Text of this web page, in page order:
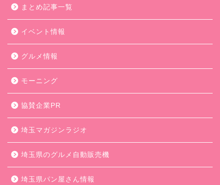
まとめ記事一覧
イベント情報
グルメ情報
モーニング
協賛企業PR
埼玉マガジンラジオ
埼玉県のグルメ自動販売機
埼玉県パン屋さん情報